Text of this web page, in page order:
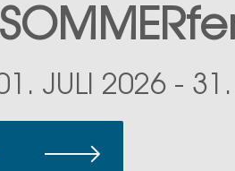
JULI 2026 -